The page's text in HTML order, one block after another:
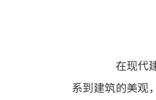
在现代建
系到建筑的美观